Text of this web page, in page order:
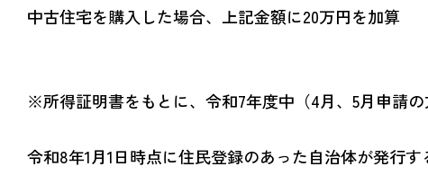
中古住宅を購入した場合、上記金額に20万円を加算
※所得証明書をもとに、令和7年度中（4月、5月申請
令和8年1月1日時点に住民登録のあった自治体が発行す